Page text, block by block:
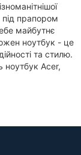
під прапором
майбутнє
ноутбук - це
та стилю.
ноутбук Acer,